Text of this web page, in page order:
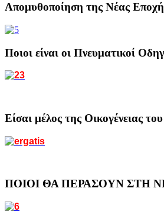
Απομυθοποίηση της Νέας
Ποιοι είναι οι Πνευματικοί
Είσαι μέλος της Οικογένειας
ΠΟΙΟΙ ΘΑ ΠΕΡΑΣΟΥΝ ΣΤΗ